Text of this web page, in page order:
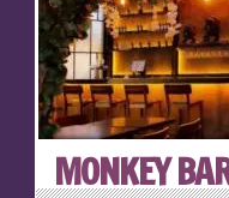
MONKEY